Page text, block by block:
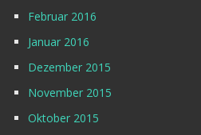
Februar 2016
Januar 2016
Dezember 2015
November 2015
Oktober 2015